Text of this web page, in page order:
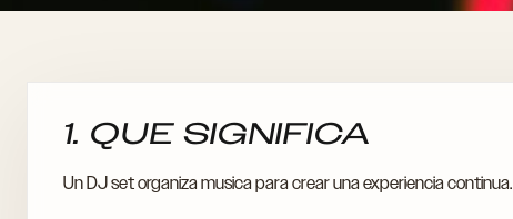
1. QUE SIGNIFICA
Un DJ set organiza musica para crear una experiencia continua.